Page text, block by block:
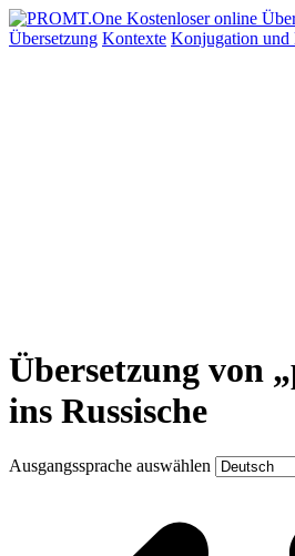
Übersetzung Kontexte Konjugation und
Übersetzung von
ins Russische
Ausgangssprache auswählen